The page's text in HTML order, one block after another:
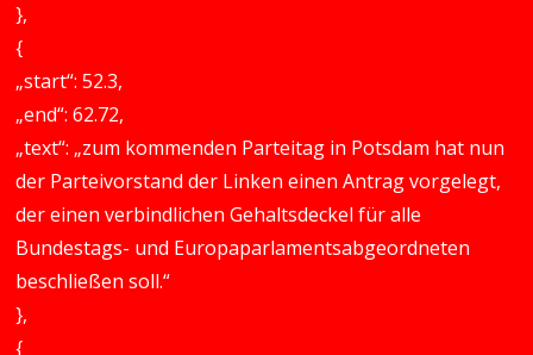
},
{
„start“: 52.3,
„end“: 62.72,
„text“: „zum kommenden Parteitag in Potsdam hat nun
der Parteivorstand der Linken einen Antrag vorgelegt,
der einen verbindlichen Gehaltsdeckel für alle
Bundestags- und Europaparlamentsabgeordneten
beschließen soll.“
},
{